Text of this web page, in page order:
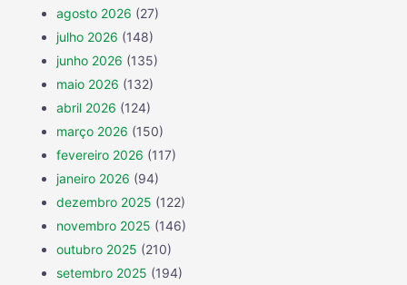
agosto 2026 (27)
julho 2026 (148)
junho 2026 (135)
maio 2026 (132)
abril 2026 (124)
março 2026 (150)
fevereiro 2026 (117)
janeiro 2026 (94)
dezembro 2025 (122)
novembro 2025 (146)
outubro 2025 (210)
setembro 2025 (194)